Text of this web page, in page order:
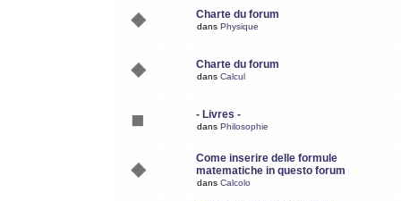
Charte du forum
dans Physique
Charte du forum
dans Calcul
- Livres -
dans Philosophie
Come inserire delle formule
matematiche in questo forum
dans Calcolo